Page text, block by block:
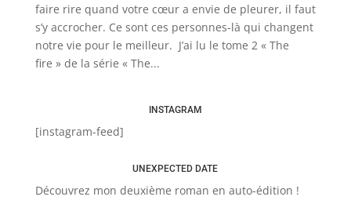
faire rire quand votre cœur a envie de pleurer, il faut
s’y accrocher. Ce sont ces personnes-là qui changent
notre vie pour le meilleur. J’ai lu le tome 2 « The
fire » de la série « The...
INSTAGRAM
[instagram-feed]
UNEXPECTED DATE
Découvrez mon deuxième roman en auto-édition !